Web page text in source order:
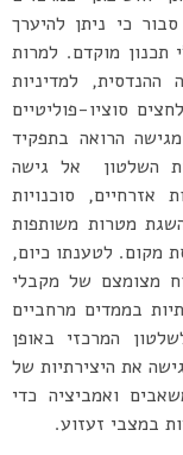
כי ניתן להיערך
תכנון מוקדם. למרות
ההנדסית, למדיניות
סוציו-פוליטיים
הרואה בתפקיד
השלטון אל גישה
סוכנויות
מטרות משותפות
מקום. לטענתו כיום,
מצומצם של מקבלי
בממדים מרחביים
המרכזי באופן
את היצירתיות של
ואמביציה כדי
במצבי זעזוע.